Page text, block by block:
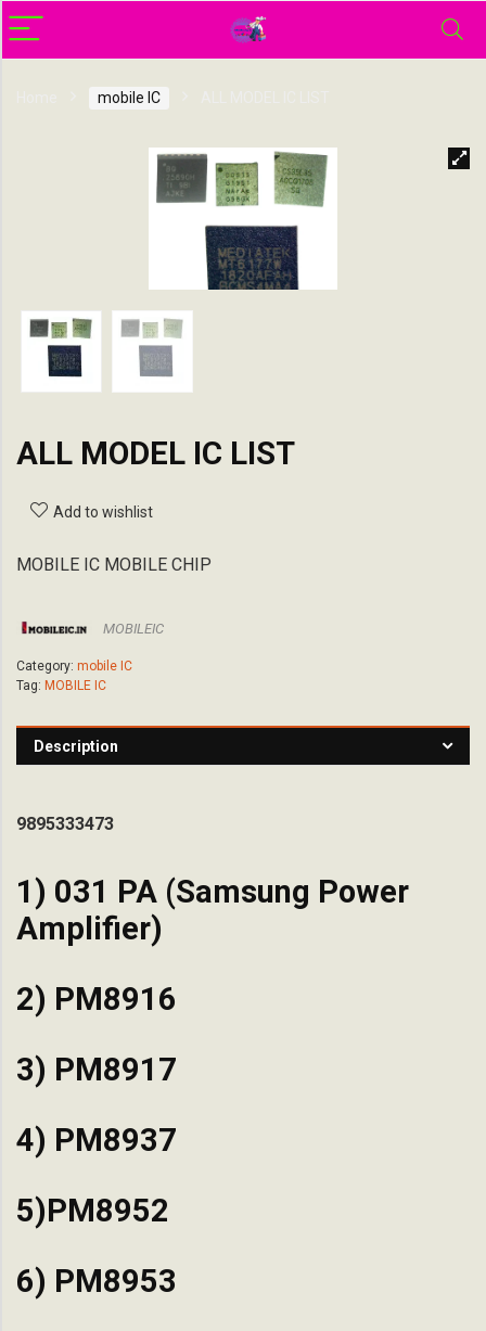
mobile IC
ALL MODEL IC LIST
Add to wishlist
MOBILE IC MOBILE CHIP
MOBILEIC
Category: mobile IC
Tag: MOBILE IC
Description
9895333473
1) 031 PA (Samsung Power
Amplifier)
2) PM8916
3) PM8917
4) PM8937
5)PM8952
6) PM8953